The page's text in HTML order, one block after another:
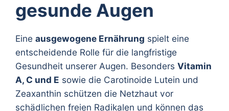
gesunde Augen
Eine ausgewogene Ernährung spielt eine
entscheidende Rolle für die langfristige
Gesundheit unserer Augen. Besonders Vitamin
A, C und E sowie die Carotinoide Lutein und
Zeaxanthin schützen die Netzhaut vor
schädlichen freien Radikalen und können das